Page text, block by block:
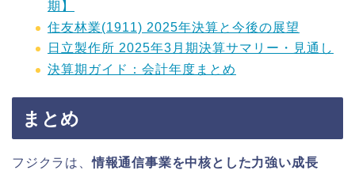
期】
住友林業(1911) 2025年決算と今後の展望
日立製作所 2025年3月期決算サマリー・見通し
決算期ガイド：会計年度まとめ
まとめ
フジクラは、情報通信事業を中核とした力強い成長